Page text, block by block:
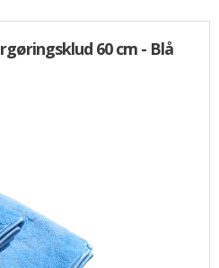
60 cm - Blå